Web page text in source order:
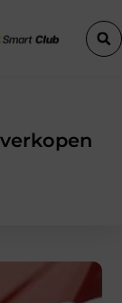
met maximaal